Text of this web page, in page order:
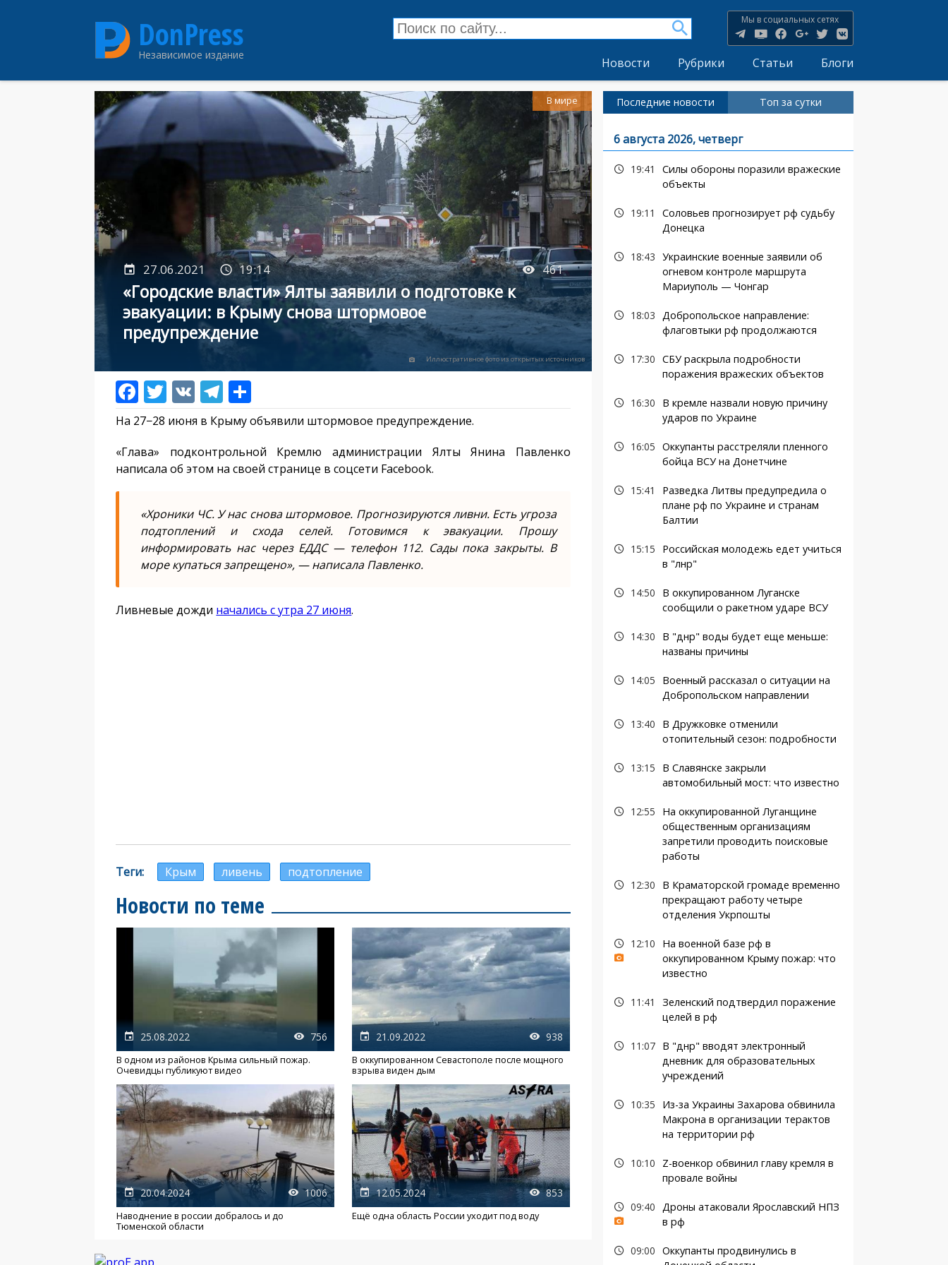
DonPress
Независимое издание
Мы в социальных сетях
Новости Рубрики Статьи Блоги
27.06.2021 19:14 461
«Городские власти» Ялты заявили о подготовке к
эвакуации: в Крыму снова штормовое
предупреждение
Иллюстративное фото из открытых источников
В мире
На 27−28 июня в Крыму объявили штормовое предупреждение.
«Глава» подконтрольной Кремлю администрации Ялты Янина Павленко
написала об этом на своей странице в соцсети Facebook.
«Хроники ЧС. У нас снова штормовое. Прогнозируются ливни. Есть угроза
подтоплений и схода селей. Готовимся к эвакуации. Прошу
информировать нас через ЕДДС — телефон 112. Сады пока закрыты. В
море купаться запрещено», — написала Павленко.
Ливневые дожди начались с утра 27 июня.
Теги Крым ливень подтопление
Новости по теме
25.08.2022 756
В одном из районов Крыма сильный пожар.
Очевидцы публикуют видео
21.09.2022 938
В оккупированном Севастополе после мощного
взрыва виден дым
20.04.2024 1006
Наводнение в россии добралось и до
Тюменской области
12.05.2024 853
Ещё одна область России уходит под воду
Последние новости Топ за сутки
6 августа 2026, четверг
19:41
Силы обороны поразили вражеские
объекты
19:11
Соловьев прогнозирует рф судьбу
Донецка
18:43 Украинские военные заявили об
огневом контроле маршрута
Мариуполь — Чонгар
18:03 Добропольское направление:
флаговтыки рф продолжаются
17:30 СБУ раскрыла подробности
поражения вражеских объектов
16:30
В кремле назвали новую причину
ударов по Украине
16:05 Оккупанты расстреляли пленного
бойца ВСУ на Донетчине
15:41
Разведка Литвы предупредила о
плане рф по Украине и странам
Балтии
15:15
Российская молодежь едет учиться
в "лнр"
14:50
В оккупированном Луганске
сообщили о ракетном ударе ВСУ
14:30
В "днр" воды будет еще меньше:
названы причины
14:05
Военный рассказал о ситуации на
Добропольском направлении
13:40
В Дружковке отменили
отопительный сезон: подробности
13:15
В Славянске закрыли
автомобильный мост: что известно
12:55
На оккупированной Луганщине
общественным организациям
запретили проводить поисковые
работы
12:30
В Краматорской громаде временно
прекращают работу четыре
отделения Укрпошты
12:10
На военной базе рф в
оккупированном Крыму пожар: что
известно
11:41
Зеленский подтвердил поражение
целей в рф
11:07
В "днр" вводят электронный
дневник для образовательных
учреждений
10:35
Из-за Украины Захарова обвинила
Макрона в организации терактов
на территории рф
10:10
Z-военкор обвинил главу кремля в
провале войны
09:40 Дроны атаковали Ярославский НПЗ
в рф
09:00 Оккупанты продвинулись в